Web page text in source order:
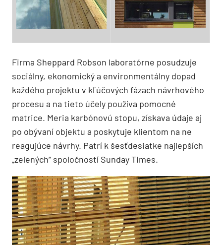
Firma Sheppard Robson laboratórne posudzuje
sociálny, ekonomický a environmentálny dopad
každého projektu v kľúčových fázach návrhového
procesu a na tieto účely používa pomocné
matrice. Meria karbónovú stopu, získava údaje aj
po obývaní objektu a poskytuje klientom na ne
reagujúce návrhy. Patrí k šesťdesiatke najlepších
„zelených“ spoločností Sunday Times.